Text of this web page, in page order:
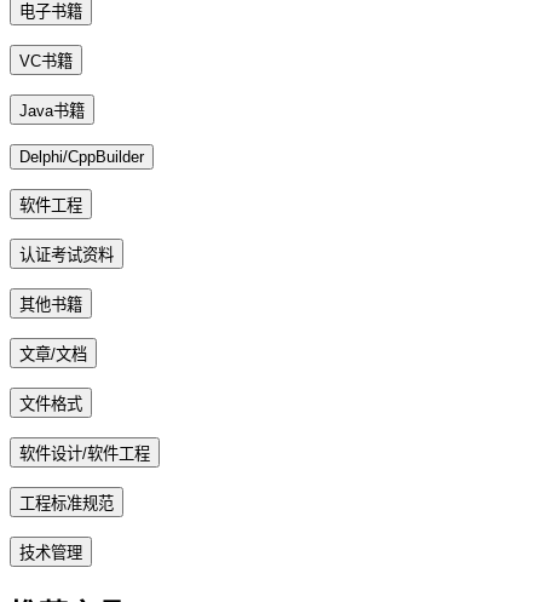
电子书籍
VC书籍
Java书籍
Delphi/CppBuilder
软件工程
认证考试资料
其他书籍
文章/文档
文件格式
软件设计/软件工程
工程标准规范
技术管理